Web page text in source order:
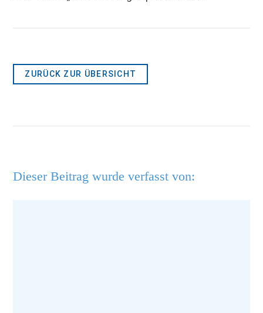
ZURÜCK ZUR ÜBERSICHT
Dieser Beitrag wurde verfasst von: